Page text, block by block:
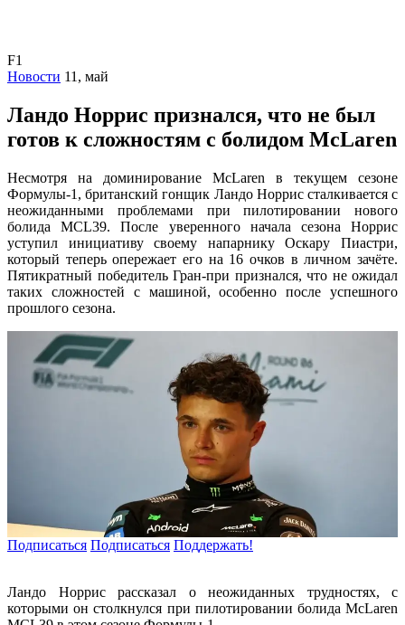
F1
Новости 11, май
Ландо Норрис признался, что не был
готов к сложностям с болидом McLaren
Несмотря на доминирование McLaren в текущем сезоне
Формулы-1, британский гонщик Ландо Норрис сталкивается с
неожиданными проблемами при пилотировании нового
болида MCL39. После уверенного начала сезона Норрис
уступил инициативу своему напарнику Оскару Пиастри,
который теперь опережает его на 16 очков в личном зачёте.
Пятикратный победитель Гран-при признался, что не ожидал
таких сложностей с машиной, особенно после успешного
прошлого сезона.
Подписаться Подписаться Поддержать!
Ландо Норрис рассказал о неожиданных трудностях, с
которыми он столкнулся при пилотировании болида McLaren